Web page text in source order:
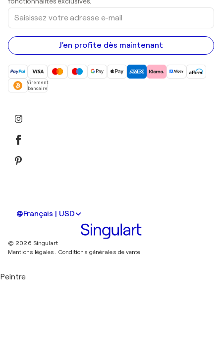
Saisissez
votre
adresse
e-
mail
J'en profite dès maintenant
Virement
bancaire
Français | USD
© 2026 Singulart
Mentions légales.
Conditions générales de vente
Peintre